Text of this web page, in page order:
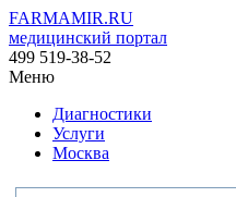
FARMAMIR.RU
медицинский портал
499 519-38-52
Меню
Диагностики
Услуги
Москва